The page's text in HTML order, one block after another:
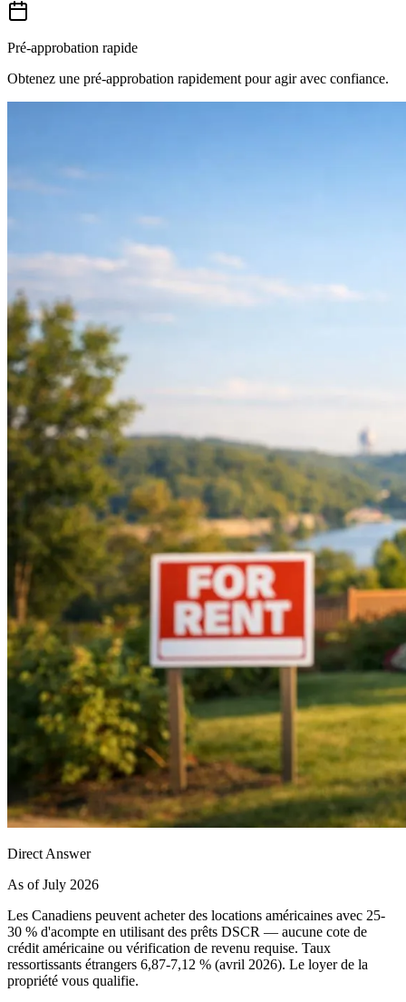
Pré-approbation rapide
Obtenez une pré-approbation rapidement pour agir avec confiance.
Direct Answer
As of July 2026
Les Canadiens peuvent acheter des locations américaines avec 25-
30 % d'acompte en utilisant des prêts DSCR — aucune cote de
crédit américaine ou vérification de revenu requise. Taux
ressortissants étrangers 6,87-7,12 % (avril 2026). Le loyer de la
propriété vous qualifie.